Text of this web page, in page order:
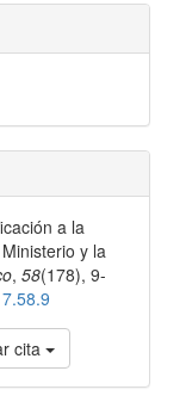
a la
y la
, 58(178), 9-
cita